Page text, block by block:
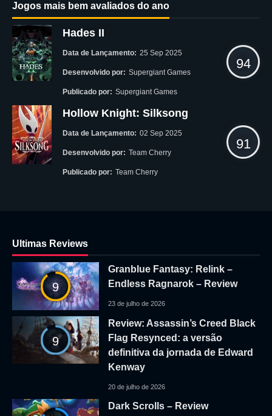
Jogos mais bem avaliados do ano
Hades II
Data de Lançamento: 25 Sep 2025
Desenvolvido por: Supergiant Games
Publicado por: Supergiant Games
94
Hollow Knight: Silksong
Data de Lançamento: 02 Sep 2025
Desenvolvido por: Team Cherry
Publicado por: Team Cherry
91
Ultimas Reviews
9
Granblue Fantasy: Relink –
Endless Ragnarok – Review
23 de julho de 2026
9
Review: Assassin’s Creed Black
Flag Resynced: a versão
definitiva da jornada de Edward
Kenway
20 de julho de 2026
Dark Scrolls – Review